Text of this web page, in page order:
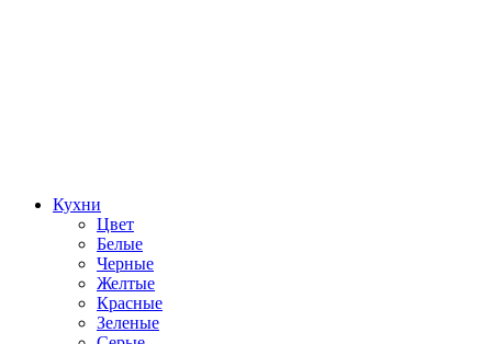
Кухни
Цвет
Белые
Черные
Желтые
Красные
Зеленые